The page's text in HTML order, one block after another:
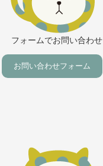
フォームでお問い合わせ
お問い合わせフォーム